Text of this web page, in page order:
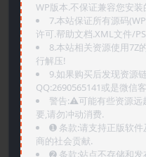
WP版本.不保证兼容您安装
7.本站保证所有源码
许可.帮助文档.XML文件/
8.本站相关资源使用7Z
行解压!
9.如果购买后发现资源
QQ:2690565141或是微信
警告:⚠️可能有些资源远
要,请勿冲动消费.
➊️ 条款:请支持正版软
商的社会贡献.
➋️ 条款:站点不存储和发